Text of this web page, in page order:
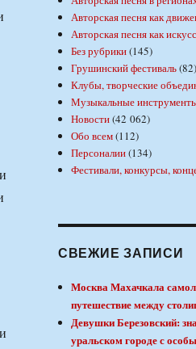
Авторская песня как
Авторская песня как
Без рубрики(145)
Грушинский фестиваль(82)
Клубы, творческие
Музыкальные
Новости(42 062)
Обо всем(112)
Персоналии(134)
Фестивали, конкурсы,
СВЕЖИЕ ЗАПИСИ
Москва Махачкала
путешествие между
Девушки Березовский:
уральском городе с